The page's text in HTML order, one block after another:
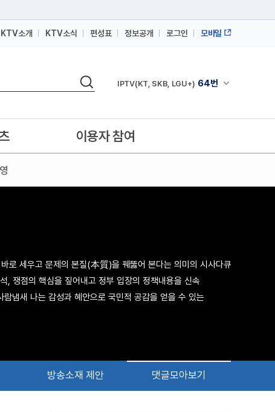
KTV소개 KTV소식 편성표 정보공개 로그인 모바일
검색 채널안내 펼쳐
IPTV(KT, SKB, LGU+) 64번
IPTV(KT, SKB, LGU+)
이용자 참여
로 세우고 문제의 본질(本質)을 꿰뚫어 본다는 의미의 시사다큐
, 쟁점의 핵심을 짚어내고 정부 입장의 정책내용을 신속
냄새 나는 감성과 혜안으로 국민적 공감을 얻을 수 있는
방송소재 제안 댓글모아보기